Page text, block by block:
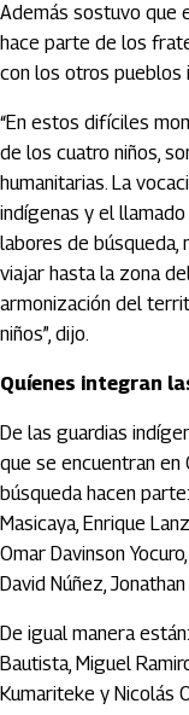
Además sostuvo que
hace parte de los
con los otros pueblos
“En estos difíciles
de los cuatro niños,
humanitarias. La
indígenas y el
labores de búsqueda,
viajar hasta la zona
armonización del
niños”, dijo.
Quíenes integran
De las guardias
que se encuentran en
búsqueda hacen
Masicaya, Enrique
Omar Davinson
David Núñez,
De igual manera
Bautista, Miguel
Kumariteke y Nicolás